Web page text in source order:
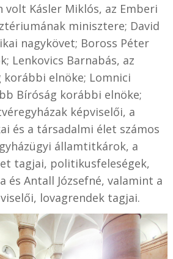
volt Kásler Miklós, az Emberi
minisztere; David
nagykövet; Boross Péter
Lenkovics Barnabás, az
elnöke; Lomnici
Bíróság korábbi elnöke;
képviselői, a
és a társadalmi élet számos
államtitkárok, a
tagjai, politikusfeleségek,
és Antall Józsefné, valamint a
lovagrendek tagjai.